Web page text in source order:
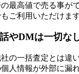
最高値で売る事が
ご利用いただけます
やDMは一切な
の一括査定とは違
人情報が外部に漏